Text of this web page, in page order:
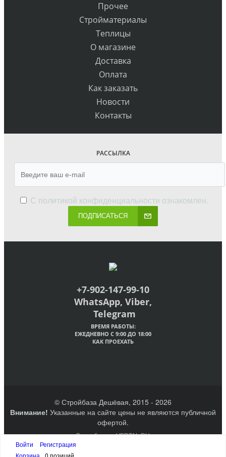
Прочее
Стройматериалы
Теплицы
О магазине
Доставка
Оплата
Как заказать
Новости
Контакты
РАССЫЛКА
С политикой конфиденциальности ознакомлен.
ПОДПИСАТЬСЯ
+7-902-147-99-10
WhatsApp, Viber,
Telegram
ВРЕМЯ РАБОТЫ:
ЕЖЕДНЕВНО С 9:00 ДО 18:00
КАК ПРОЕХАТЬ
© Стройбаза Дешёвая, 2015 - 2026
Внимание! Указанные на сайте цены не являются публичной
офертой.
Разработано VERTAL.RU
Создание сайтов Великий Новгород
Войти
Регистрация
Корзина
0 позиций